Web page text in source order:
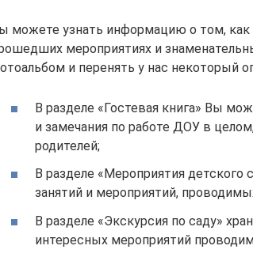
можете узнать информацию о том,
мероприятиях и
и перенять у нас некоторый
В разделе «Гостевая книга» Вы
и замечания по работе ДОУ в
родителей;
В разделе «Мероприятия детского
занятий и мероприятий,
В разделе «Экскурсия по саду»
интересных мероприятий